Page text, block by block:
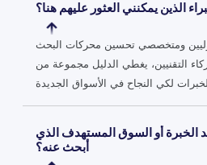
الذين يمكنني العثور عليهم هنا؟
ومتخصصي تحسين محركات البحث
التقنيين، يغطي الدليل مجموعة من
الخبرة أو السوق المستهدف الذي
أبحث عنه؟